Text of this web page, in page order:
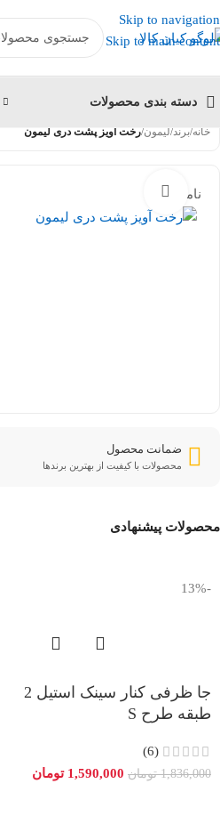
Skip to navigation
Skip to main content
دسته بندی محصولات
خانه/برند/لیمون/رخت آویز پشت دری لیمون
ناموجود
ضمانت محصول
محصولات با کیفیت از بهترین برندها
محصولات پیشنهادی
-13%
جا ظرفی کنار سینک استیل 2
طبقه طرح S
(6)
1,836,000 تومان 1,590,000 تومان